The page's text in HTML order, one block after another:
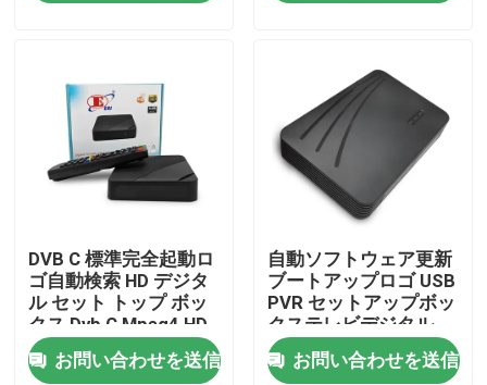
VRショー
企業情報
品質管理
お問い合わせ
DVB C 標準完全起動ロ
ゴ自動検索 HD デジタ
ル セット トップ ボッ
クス Dvb C Mpeg4 HD
Tv チューナー
お問い合わせを送信
自動ソフトウェア更新
ブートアップロゴ USB
PVR セットアップボッ
クステレビデジタル
Hd スマートセットト
ップボックス
お問い合わせを送信